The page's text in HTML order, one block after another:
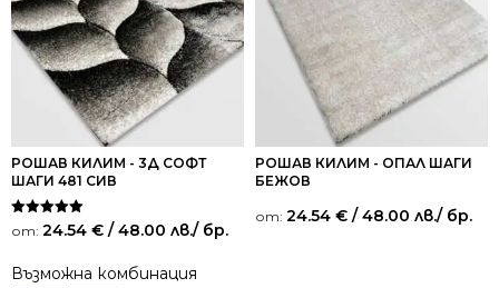
РОШАВ КИЛИМ - 3Д СОФТ
ШАГИ 481 СИВ
Оценено на
5.00
от: 24.54 € / 48.00 лв./ бр.
Възможна комбинация
РОШАВ КИЛИМ - ОПАЛ ШАГИ
БЕЖОВ
от: 24.54 € / 48.00 лв./ бр.